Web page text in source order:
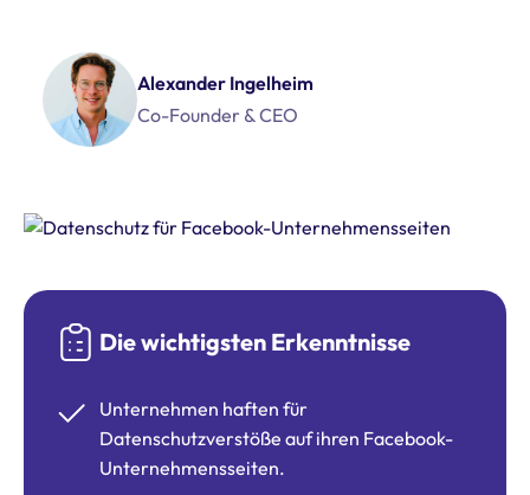
Alexander Ingelheim
Co-Founder & CEO
Die wichtigsten Erkenntnisse
Unternehmen haften für
Datenschutzverstöße auf ihren Facebook-
Unternehmensseiten.